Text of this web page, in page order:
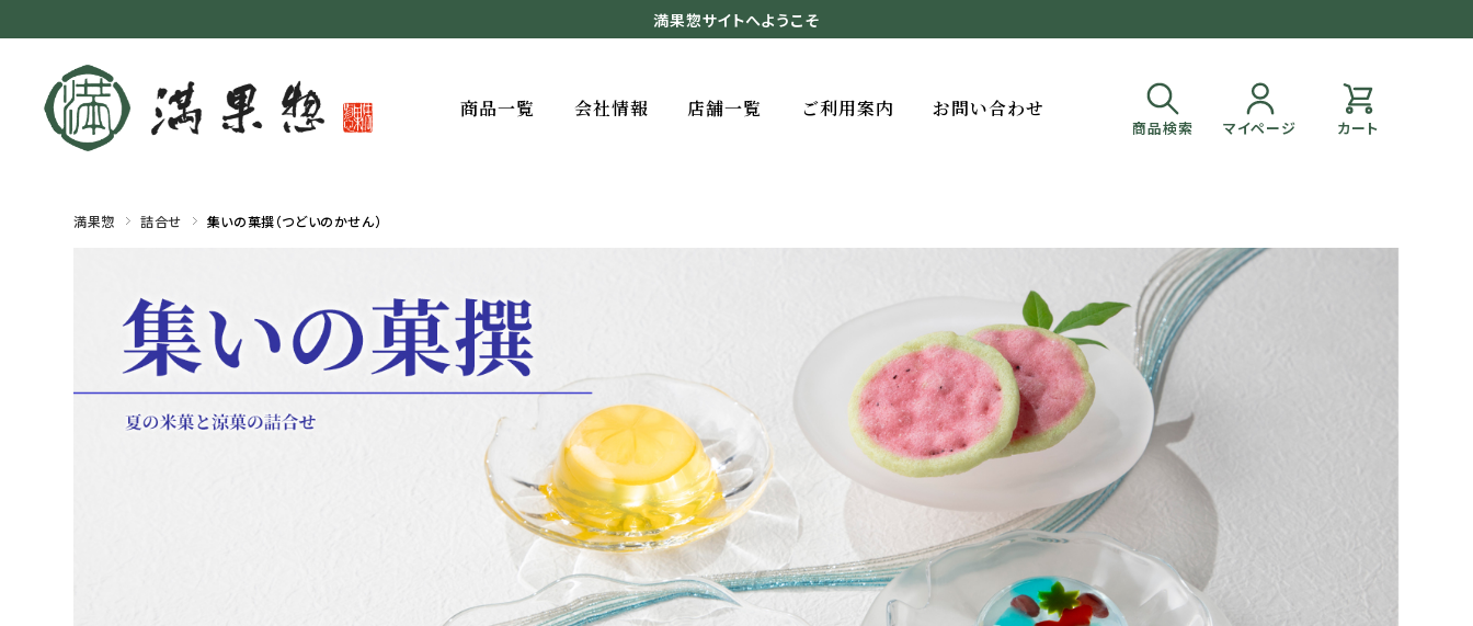
満果惣サイトへようこそ
商品一覧 会社情報 店舗一覧 ご利用案内 お問い合わせ
商品検索 マイページ カート
満果惣 詰合せ 集いの菓撰（つどいのかせん）